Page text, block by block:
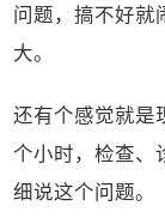
问题，搞不好就
大。
还有个感觉就是
个小时，检查、
细说这个问题。